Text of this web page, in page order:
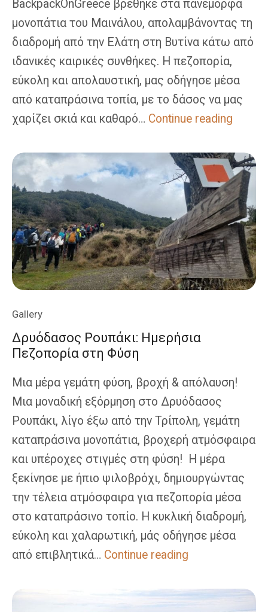
BackpackOnGreece βρέθηκε στα πανέμορφα
μονοπάτια του Μαινάλου, απολαμβάνοντας τη
διαδρομή από την Ελάτη στη Βυτίνα κάτω από
ιδανικές καιρικές συνθήκες. Η πεζοπορία,
εύκολη και απολαυστική, μας οδήγησε μέσα
από καταπράσινα τοπία, με το δάσος να μας
χαρίζει σκιά και καθαρό… Continue reading
Βυτίνα:
Σε
Τοπία
Gallery
Δρυόδασος Ρουπάκι: Ημερήσια
Πεζοπορία στη Φύση
Μια μέρα γεμάτη φύση, βροχή & απόλαυση!
Μια μοναδική εξόρμηση στο Δρυόδασος
Ρουπάκι, λίγο έξω από την Τρίπολη, γεμάτη
καταπράσινα μονοπάτια, βροχερή ατμόσφαιρα
και υπέροχες στιγμές στη φύση! ️ Η μέρα
ξεκίνησε με ήπιο ψιλοβρόχι, δημιουργώντας
την τέλεια ατμόσφαιρα για πεζοπορία μέσα
στο καταπράσινο τοπίο. Η κυκλική διαδρομή,
εύκολη και χαλαρωτική, μάς οδήγησε μέσα
από επιβλητικά… Continue reading
Ημερήσια